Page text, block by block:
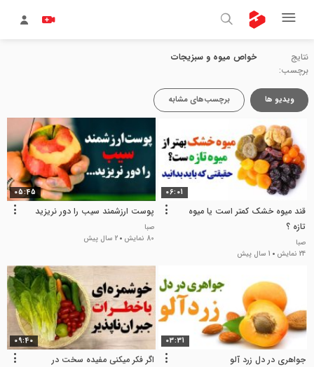
نتایج
برچسب:
خواص میوه و سبزیجات
ویدیو ها برچسب‌های مشابه
06:01
قند میوه خشک کمتر است یا میوه
تازه ؟
صبا
24 نمایش
1 سال پیش
05:45
پوست ارزشمند سیب را دور نریزید
صبا
80 نمایش
2 سال پیش
03:31
جواهری در دل زرد آلو
09:40
اگر فکر میکنی مفیده سخت در